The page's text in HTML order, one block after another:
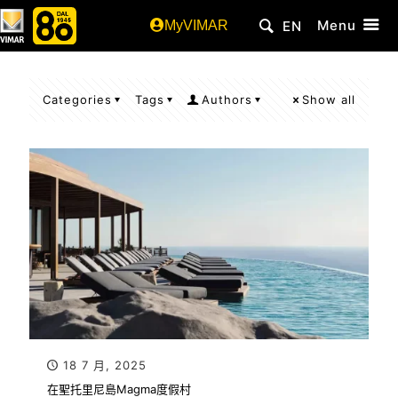
MyVIMAR EN Menu
Categories Tags Authors Show all
18 7 月, 2025
在聖托里尼島Magma度假村